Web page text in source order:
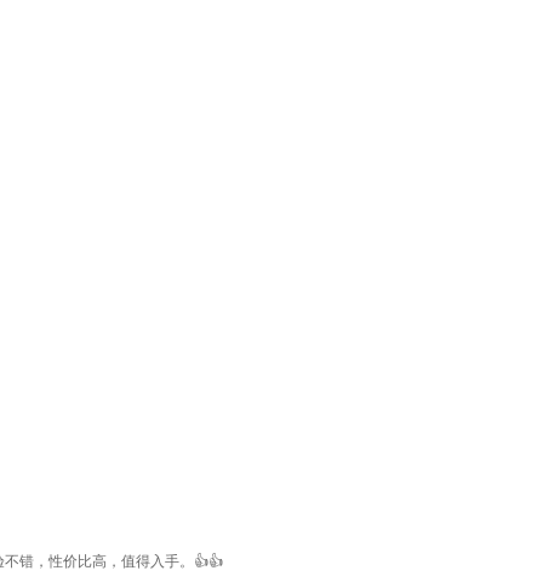
错，性价比高，值得入手。👍👍